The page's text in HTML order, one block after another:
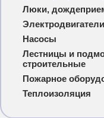
Люки,
Электродвигатели
Насосы
Лестницы и
строительные
Пожарное
Теплоизоляция